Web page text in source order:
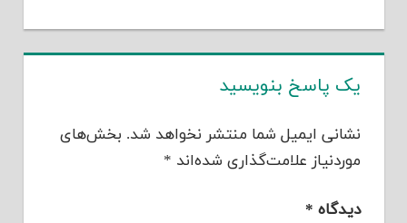
یک پاسخ بنویسید
نشانی ایمیل شما منتشر نخواهد شد. بخش‌های
موردنیاز علامت‌گذاری شده‌اند *
دیدگاه *